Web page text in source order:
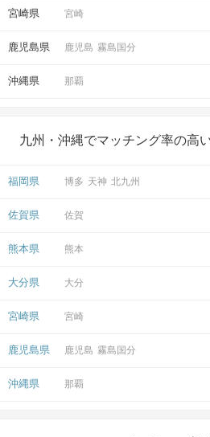
宮崎県 宮崎
鹿児島県 鹿児島 霧島国分
沖縄県 那覇
九州・沖縄でマッチング率の高
福岡県 博多 天神 北九州
佐賀県 佐賀
熊本県 熊本
大分県 大分
宮崎県 宮崎
鹿児島県 鹿児島 霧島国分
沖縄県 那覇